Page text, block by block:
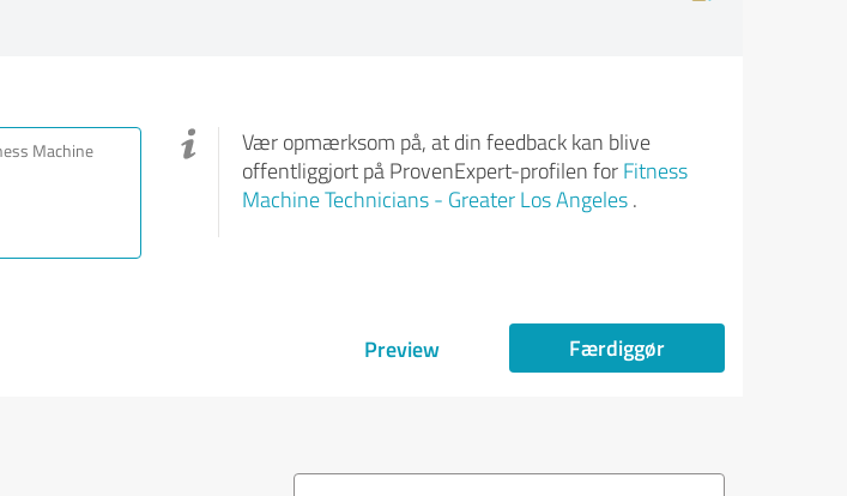
Vær opmærksom på, at din feedback kan blive
offentliggjort på ProvenExpert-profilen for Fitness
Machine Technicians - Greater Los Angeles.
Preview Færdiggør